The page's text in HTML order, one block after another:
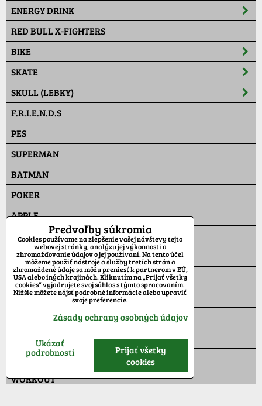
ENERGY DRINK
RED BULL X-FIGHTERS
BIKE
SKATE
SKULL (LEBKY)
F.R.I.E.N.D.S
PES
SUPERMAN
BATMAN
POKER
APPLE
ZUMBA
HC SLOVAN
ROCKY BALBOA
FAKE
PIT BULL
JESUS
WORKOUT
Predvoľby súkromia
Cookies používame na zlepšenie vašej návštevy tejto
webovej stránky, analýzu jej výkonnosti a
zhromažďovanie údajov o jej používaní. Na tento účel
môžeme použiť nástroje a služby tretích strán a
zhromaždené údaje sa môžu preniesť k partnerom v EÚ,
USA alebo iných krajinách. Kliknutím na „Prijať všetky
cookies“ vyjadrujete svoj súhlas s týmto spracovaním.
Nižšie môžete nájsť podrobné informácie alebo upraviť
svoje preferencie.
Zásady ochrany osobných údajov
Ukázať
podrobnosti
Prijať všetky
cookies